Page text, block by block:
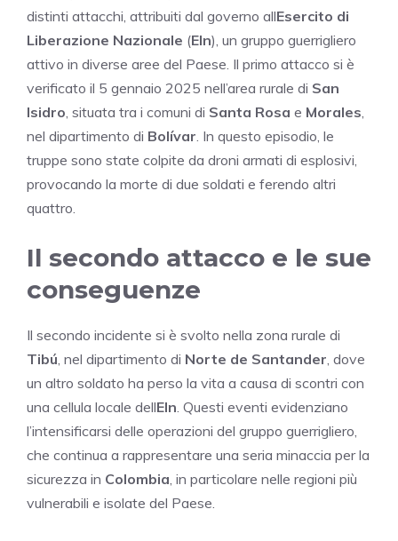
distinti attacchi, attribuiti dal governo allEsercito di
Liberazione Nazionale (Eln), un gruppo guerrigliero
attivo in diverse aree del Paese. Il primo attacco si è
verificato il 5 gennaio 2025 nell’area rurale di San
Isidro, situata tra i comuni di Santa Rosa e Morales,
nel dipartimento di Bolívar. In questo episodio, le
truppe sono state colpite da droni armati di esplosivi,
provocando la morte di due soldati e ferendo altri
quattro.
Il secondo attacco e le sue
conseguenze
Il secondo incidente si è svolto nella zona rurale di
Tibú, nel dipartimento di Norte de Santander, dove
un altro soldato ha perso la vita a causa di scontri con
una cellula locale dellEln. Questi eventi evidenziano
l’intensificarsi delle operazioni del gruppo guerrigliero,
che continua a rappresentare una seria minaccia per la
sicurezza in Colombia, in particolare nelle regioni più
vulnerabili e isolate del Paese.